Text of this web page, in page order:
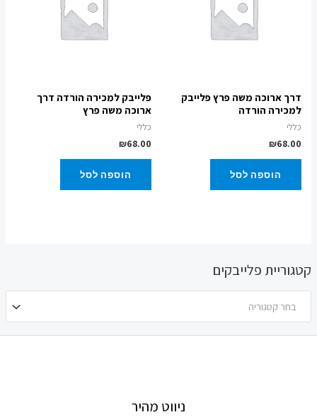
קטגוריית פלייבקים
בחר קטגוריה
דרך ארוכה משה פרץ פלייבק
למכירה הורדה
כללי
₪68.00
הוספה לסל
פלייבק למכירה הורדה דרך
ארוכה משה פרץ
כללי
₪68.00
הוספה לסל
ניווט מהיר